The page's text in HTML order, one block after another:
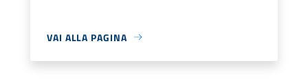
VAI ALLA PAGINA